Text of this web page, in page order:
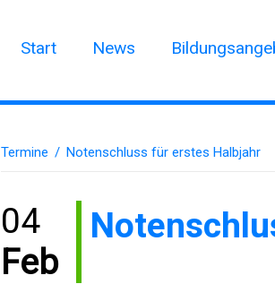
Start News
Termine / Notenschluss für erstes Halbjahr
04
Feb